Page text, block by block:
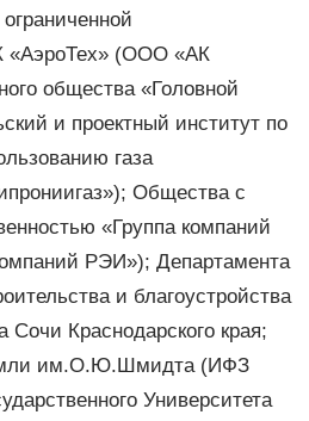
«АэроТех» (ООО «АК
общества «Головной
и проектный институт по
газа
Общества с
«Группа компаний
РЭИ»); Департамента
и благоустройства
Сочи Краснодарского края;
им.О.Ю.Шмидта (ИФЗ
Университета